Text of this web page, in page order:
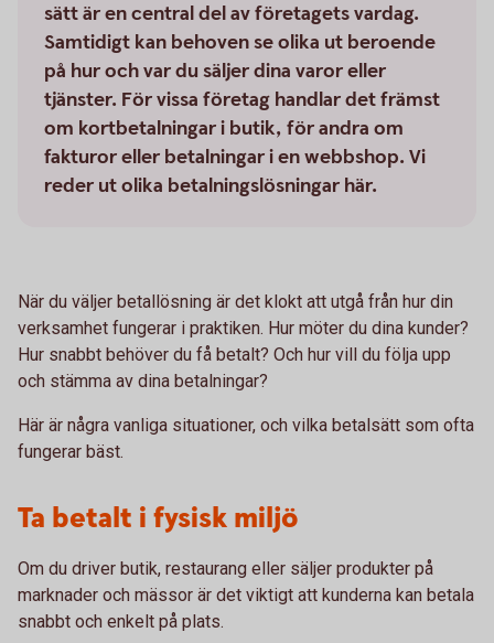
sätt är en central del av företagets vardag.
Samtidigt kan behoven se olika ut beroende
på hur och var du säljer dina varor eller
tjänster. För vissa företag handlar det främst
om kortbetalningar i butik, för andra om
fakturor eller betalningar i en webbshop. Vi
reder ut olika betalningslösningar här.
När du väljer betallösning är det klokt att utgå från hur din
verksamhet fungerar i praktiken. Hur möter du dina kunder?
Hur snabbt behöver du få betalt? Och hur vill du följa upp
och stämma av dina betalningar?
Här är några vanliga situationer, och vilka betalsätt som ofta
fungerar bäst.
Ta betalt i fysisk miljö
Om du driver butik, restaurang eller säljer produkter på
marknader och mässor är det viktigt att kunderna kan betala
snabbt och enkelt på plats.